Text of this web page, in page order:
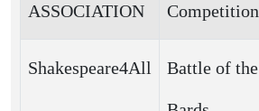
ASSOCIATION Competition
Shakespeare4All Battle of the